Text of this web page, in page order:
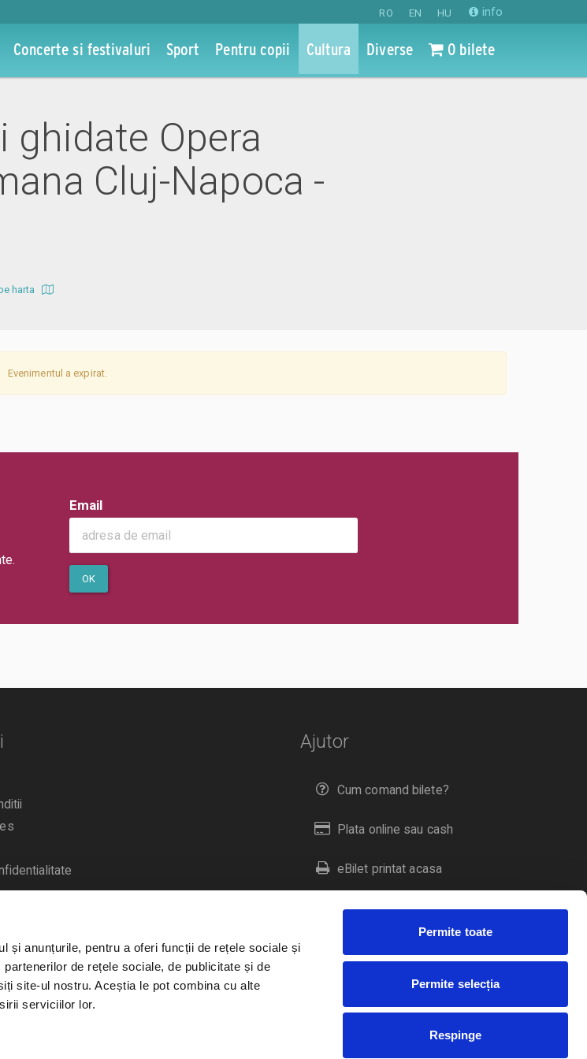
și anunțurile, pentru a oferi funcții de rețele sociale și
de rețele sociale, de publicitate și de
site-ul nostru. Aceștia le pot combina cu alte
serviciilor lor.
Permite toate
Permite selecția
Respinge
RO EN HU info
Concerte si festivaluri Sport Pentru copii Cultura Diverse 0 bilete
ghidate Opera
Cluj-Napoca -
harta
Evenimentul a expirat.
Email
OK
Ajutor
Cum comand bilete?
Plata online sau cash
eBilet printat acasa
Livrare prin curier
Duplicare bilete